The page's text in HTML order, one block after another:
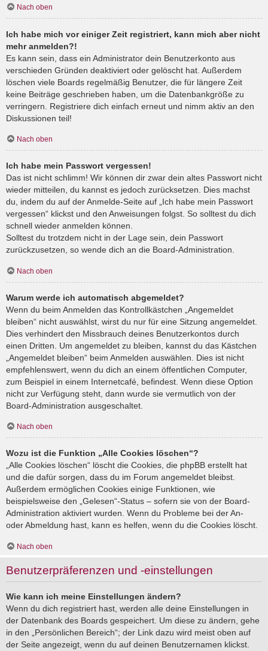
Nach oben
Ich habe mich vor einiger Zeit registriert, kann mich aber nicht
mehr anmelden?!
Es kann sein, dass ein Administrator dein Benutzerkonto aus
verschieden Gründen deaktiviert oder gelöscht hat. Außerdem
löschen viele Boards regelmäßig Benutzer, die für längere Zeit
keine Beiträge geschrieben haben, um die Datenbankgröße zu
verringern. Registriere dich einfach erneut und nimm aktiv an den
Diskussionen teil!
Nach oben
Ich habe mein Passwort vergessen!
Das ist nicht schlimm! Wir können dir zwar dein altes Passwort nicht
wieder mitteilen, du kannst es jedoch zurücksetzen. Dies machst
du, indem du auf der Anmelde-Seite auf „Ich habe mein Passwort
vergessen“ klickst und den Anweisungen folgst. So solltest du dich
schnell wieder anmelden können.
Solltest du trotzdem nicht in der Lage sein, dein Passwort
zurückzusetzen, so wende dich an die Board-Administration.
Nach oben
Warum werde ich automatisch abgemeldet?
Wenn du beim Anmelden das Kontrollkästchen „Angemeldet
bleiben“ nicht auswählst, wirst du nur für eine Sitzung angemeldet.
Dies verhindert den Missbrauch deines Benutzerkontos durch
einen Dritten. Um angemeldet zu bleiben, kannst du das Kästchen
„Angemeldet bleiben“ beim Anmelden auswählen. Dies ist nicht
empfehlenswert, wenn du dich an einem öffentlichen Computer,
zum Beispiel in einem Internetcafé, befindest. Wenn diese Option
nicht zur Verfügung steht, dann wurde sie vermutlich von der
Board-Administration ausgeschaltet.
Nach oben
Wozu ist die Funktion „Alle Cookies löschen“?
„Alle Cookies löschen“ löscht die Cookies, die phpBB erstellt hat
und die dafür sorgen, dass du im Forum angemeldet bleibst.
Außerdem ermöglichen Cookies einige Funktionen, wie
beispielsweise den „Gelesen“-Status – sofern sie von der Board-
Administration aktiviert wurden. Wenn du Probleme bei der An-
oder Abmeldung hast, kann es helfen, wenn du die Cookies löscht.
Nach oben
Benutzerpräferenzen und -einstellungen
Wie kann ich meine Einstellungen ändern?
Wenn du dich registriert hast, werden alle deine Einstellungen in
der Datenbank des Boards gespeichert. Um diese zu ändern, gehe
in den „Persönlichen Bereich“; der Link dazu wird meist oben auf
der Seite angezeigt, wenn du auf deinen Benutzernamen klickst.